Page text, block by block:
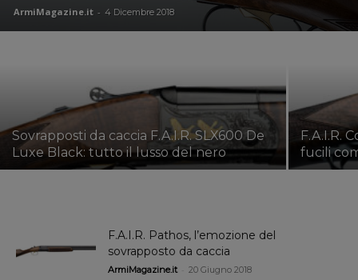
ArmiMagazine.it - 4 Dicembre 2018
Sovrapposti da caccia F.A.I.R. SLX600 De
Luxe Black: tutto il lusso del nero
F.A.I.R.
fucili
F.A.I.R. Pathos, l’emozione del
sovrapposto da caccia
ArmiMagazine.it 20 Giugno 2018